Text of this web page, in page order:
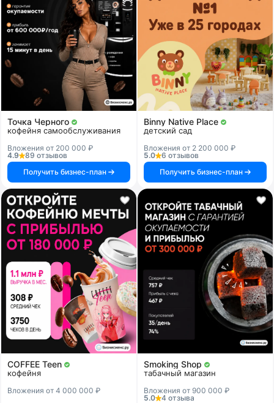
Точка Черного
кофейня самообслуживания
Вложения от 200 000 ₽
4.9
89 отзывов
Получить бизнес-план
Binny Native Place
детский сад
Вложения от 2 200 000 ₽
5.0
6 отзывов
Получить бизнес-план
COFFEE Teen
кофейня
Вложения от 4 000 000 ₽
Smoking Shop
табачный магазин
Вложения от 900 000 ₽
5.0
4 отзыва